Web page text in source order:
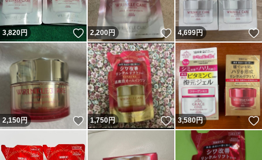
3,820円 いいね！
2,200円 いいね！
4,699円
2,150円 いいね！
1,750円 いいね！
3,580円